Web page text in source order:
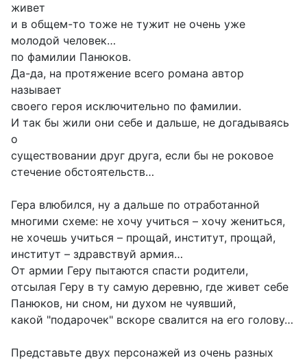
живет
и в общем-то тоже не тужит не очень уже
молодой человек…
по фамилии Панюков.
Да-да, на протяжение всего романа автор
называет
своего героя исключительно по фамилии.
И так бы жили они себе и дальше, не догадываясь
о
существовании друг друга, если бы не роковое
стечение обстоятельств…
Гера влюбился, ну а дальше по отработанной
многими схеме: не хочу учиться – хочу жениться,
не хочешь учиться – прощай, институт, прощай,
институт – здравствуй армия…
От армии Геру пытаются спасти родители,
отсылая Геру в ту самую деревню, где живет себе
Панюков, ни сном, ни духом не чуявший,
какой "подарочек" вскоре свалится на его голову…
Представьте двух персонажей из очень разных